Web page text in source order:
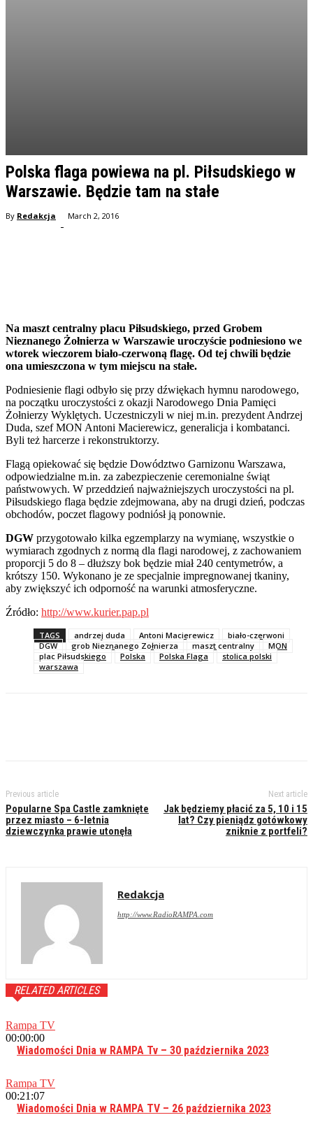
Polska flaga powiewa na pl. Piłsudskiego w
Warszawie. Będzie tam na stałe
By Redakcja
-
March 2, 2016
Na maszt centralny placu Piłsudskiego, przed Grobem
Nieznanego Żołnierza w Warszawie uroczyście podniesiono we
wtorek wieczorem biało-czerwoną flagę. Od tej chwili będzie
ona umieszczona w tym miejscu na stałe.
Podniesienie flagi odbyło się przy dźwiękach hymnu narodowego,
na początku uroczystości z okazji Narodowego Dnia Pamięci
Żołnierzy Wyklętych. Uczestniczyli w niej m.in. prezydent Andrzej
Duda, szef MON Antoni Macierewicz, generalicja i kombatanci.
Byli też harcerze i rekonstruktorzy.
Flagą opiekować się będzie Dowództwo Garnizonu Warszawa,
odpowiedzialne m.in. za zabezpieczenie ceremonialne świąt
państwowych. W przeddzień najważniejszych uroczystości na pl.
Piłsudskiego flaga będzie zdejmowana, aby na drugi dzień, podczas
obchodów, poczet flagowy podniósł ją ponownie.
DGW przygotowało kilka egzemplarzy na wymianę, wszystkie o
wymiarach zgodnych z normą dla flagi narodowej, z zachowaniem
proporcji 5 do 8 – dłuższy bok będzie miał 240 centymetrów, a
krótszy 150. Wykonano je ze specjalnie impregnowanej tkaniny,
aby zwiększyć ich odporność na warunki atmosferyczne.
Źródło: http://www.kurier.pap.pl
TAGS andrzej duda Antoni Macierewicz
biało-czerwoni
DGW
grob Nieznanego Zołnierza maszt centralny
MON
plac Piłsudskiego
Polska Polska Flaga
stolica polski
warszawa
Previous article
Popularne Spa Castle zamknięte
przez miasto – 6-letnia
dziewczynka prawie utonęła
Next article
Jak będziemy płacić za 5, 10 i 15
lat? Czy pieniądz gotówkowy
zniknie z portfeli?
Redakcja
http://www.RadioRAMPA.com
RELATED ARTICLES
Rampa TV
00:00:00
Wiadomości Dnia w RAMPA Tv – 30 października 2023
Rampa TV
00:21:07
Wiadomości Dnia w RAMPA TV – 26 października 2023